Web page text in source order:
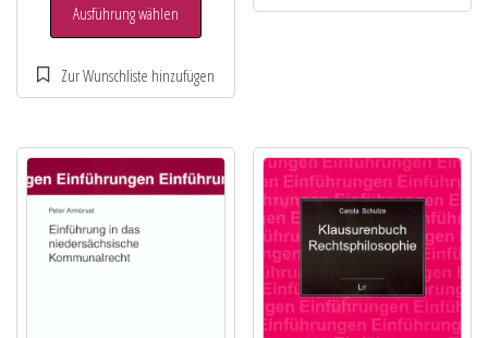
Ausführung wählen